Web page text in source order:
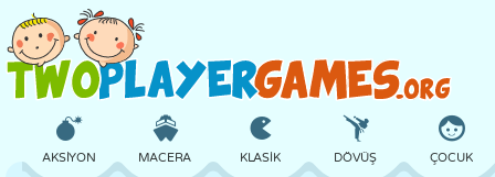
AKSIYON MACERA KLASIK DÖVÜŞ ÇOCUK